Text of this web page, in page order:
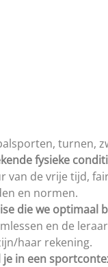
turnen,
fysieke
van de vrije tijd,
en normen.
die we optimaal
en de
haar rekening.
in een